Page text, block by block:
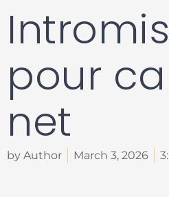
pour
net
by Author March 3, 2026